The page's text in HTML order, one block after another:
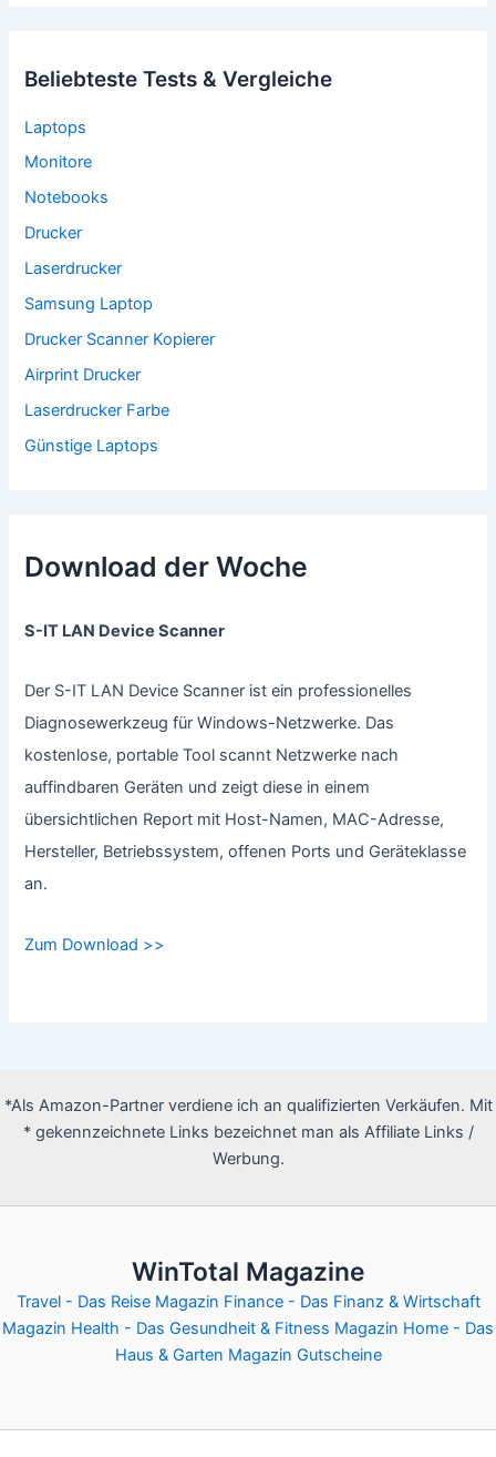
Beliebteste Tests & Vergleiche
Laptops
Monitore
Notebooks
Drucker
Laserdrucker
Samsung Laptop
Drucker Scanner Kopierer
Airprint Drucker
Laserdrucker Farbe
Günstige Laptops
Download der Woche
S-IT LAN Device Scanner
Der S-IT LAN Device Scanner ist ein professionelles
Diagnosewerkzeug für Windows-Netzwerke. Das
kostenlose, portable Tool scannt Netzwerke nach
auffindbaren Geräten und zeigt diese in einem
übersichtlichen Report mit Host-Namen, MAC-Adresse,
Hersteller, Betriebssystem, offenen Ports und Geräteklasse
an.
Zum Download >>
*Als Amazon-Partner verdiene ich an qualifizierten Verkäufen. Mit
* gekennzeichnete Links bezeichnet man als Affiliate Links /
Werbung.
WinTotal Magazine
Travel - Das Reise Magazin Finance - Das Finanz & Wirtschaft
Magazin Health - Das Gesundheit & Fitness Magazin Home - Das
Haus & Garten Magazin Gutscheine